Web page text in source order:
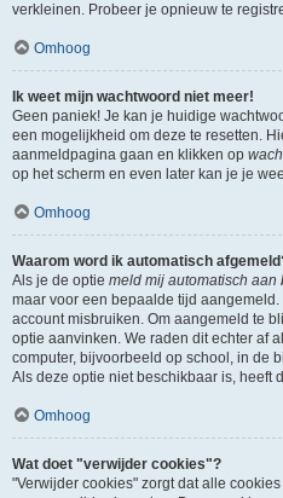
verkleinen. Probeer je opnieuw te
Omhoog
Ik weet mijn wachtwoord niet meer!
Geen paniek! Je kan je huidige
een mogelijkheid om deze te resetten.
aanmeldpagina gaan en klikken op
op het scherm en even later kan je je
Omhoog
Waarom word ik automatisch
Als je de optie meld mij automatisch aan
maar voor een bepaalde tijd
account misbruiken. Om aangemeld te
optie aanvinken. We raden dit echter af
computer, bijvoorbeeld op school, in de
Als deze optie niet beschikbaar is, heeft
Omhoog
Wat doet "verwijder cookies"?
"Verwijder cookies" zorgt dat alle